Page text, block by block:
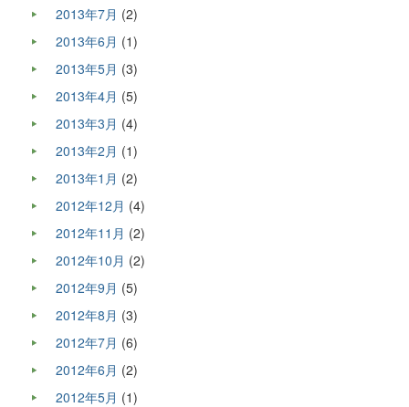
2013年7月 (2)
2013年6月 (1)
2013年5月 (3)
2013年4月 (5)
2013年3月 (4)
2013年2月 (1)
2013年1月 (2)
2012年12月 (4)
2012年11月 (2)
2012年10月 (2)
2012年9月 (5)
2012年8月 (3)
2012年7月 (6)
2012年6月 (2)
2012年5月 (1)